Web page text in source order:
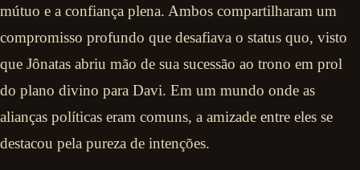
mútuo e a confiança plena. Ambos compartilharam um
compromisso profundo que desafiava o status quo, visto
que Jônatas abriu mão de sua sucessão ao trono em prol
do plano divino para Davi. Em um mundo onde as
alianças políticas eram comuns, a amizade entre eles se
destacou pela pureza de intenções.